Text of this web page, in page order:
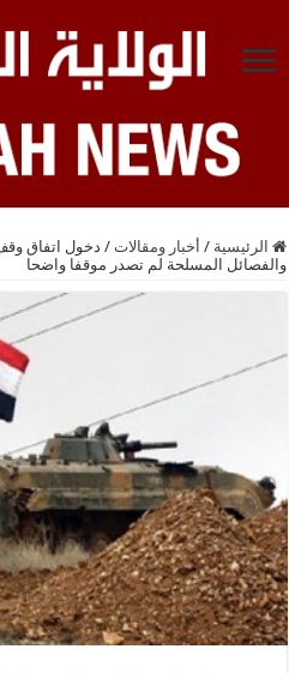
الرئيسية / أخبار ومقالات / دخول اتفاق وقف
والفصائل المسلحة لم تصدر موقفا واضحا